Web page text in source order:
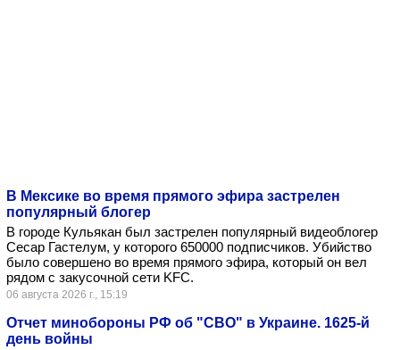
В Мексике во время прямого эфира застрелен
популярный блогер
В городе Кульякан был застрелен популярный видеоблогер
Сесар Гастелум, у которого 650000 подписчиков. Убийство
было совершено во время прямого эфира, который он вел
рядом с закусочной сети KFC.
06 августа 2026 г., 15:19
Отчет минобороны РФ об "СВО" в Украине. 1625-й
день войны